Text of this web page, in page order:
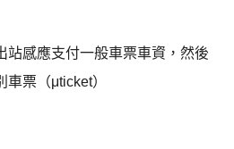
站感應支付一般車票車資，然後
票（μticket）